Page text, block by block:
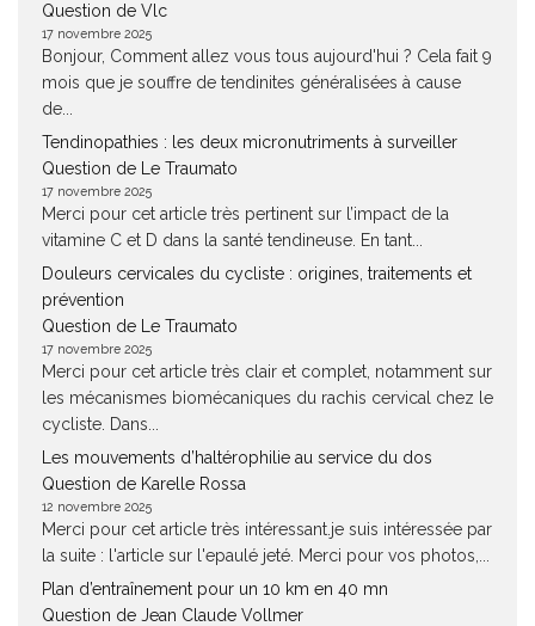
Question de Vlc
17 novembre 2025
Bonjour, Comment allez vous tous aujourd'hui ? Cela fait 9
mois que je souffre de tendinites généralisées à cause
de...
Tendinopathies : les deux micronutriments à surveiller
Question de Le Traumato
17 novembre 2025
Merci pour cet article très pertinent sur l’impact de la
vitamine C et D dans la santé tendineuse. En tant...
Douleurs cervicales du cycliste : origines, traitements et
prévention
Question de Le Traumato
17 novembre 2025
Merci pour cet article très clair et complet, notamment sur
les mécanismes biomécaniques du rachis cervical chez le
cycliste. Dans...
Les mouvements d’haltérophilie au service du dos
Question de Karelle Rossa
12 novembre 2025
Merci pour cet article très intéressant.je suis intéressée par
la suite : l'article sur l'epaulé jeté. Merci pour vos photos,...
Plan d’entraînement pour un 10 km en 40 mn
Question de Jean Claude Vollmer